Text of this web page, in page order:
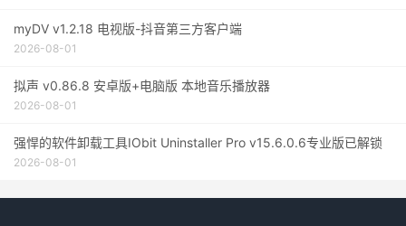
myDV v1.2.18 电视版-抖音第三方客户端
2026-08-01
拟声 v0.86.8 安卓版+电脑版 本地音乐播放器
2026-08-01
强悍的软件卸载工具IObit Uninstaller Pro v15.6.0.6专业版已解锁
2026-08-01